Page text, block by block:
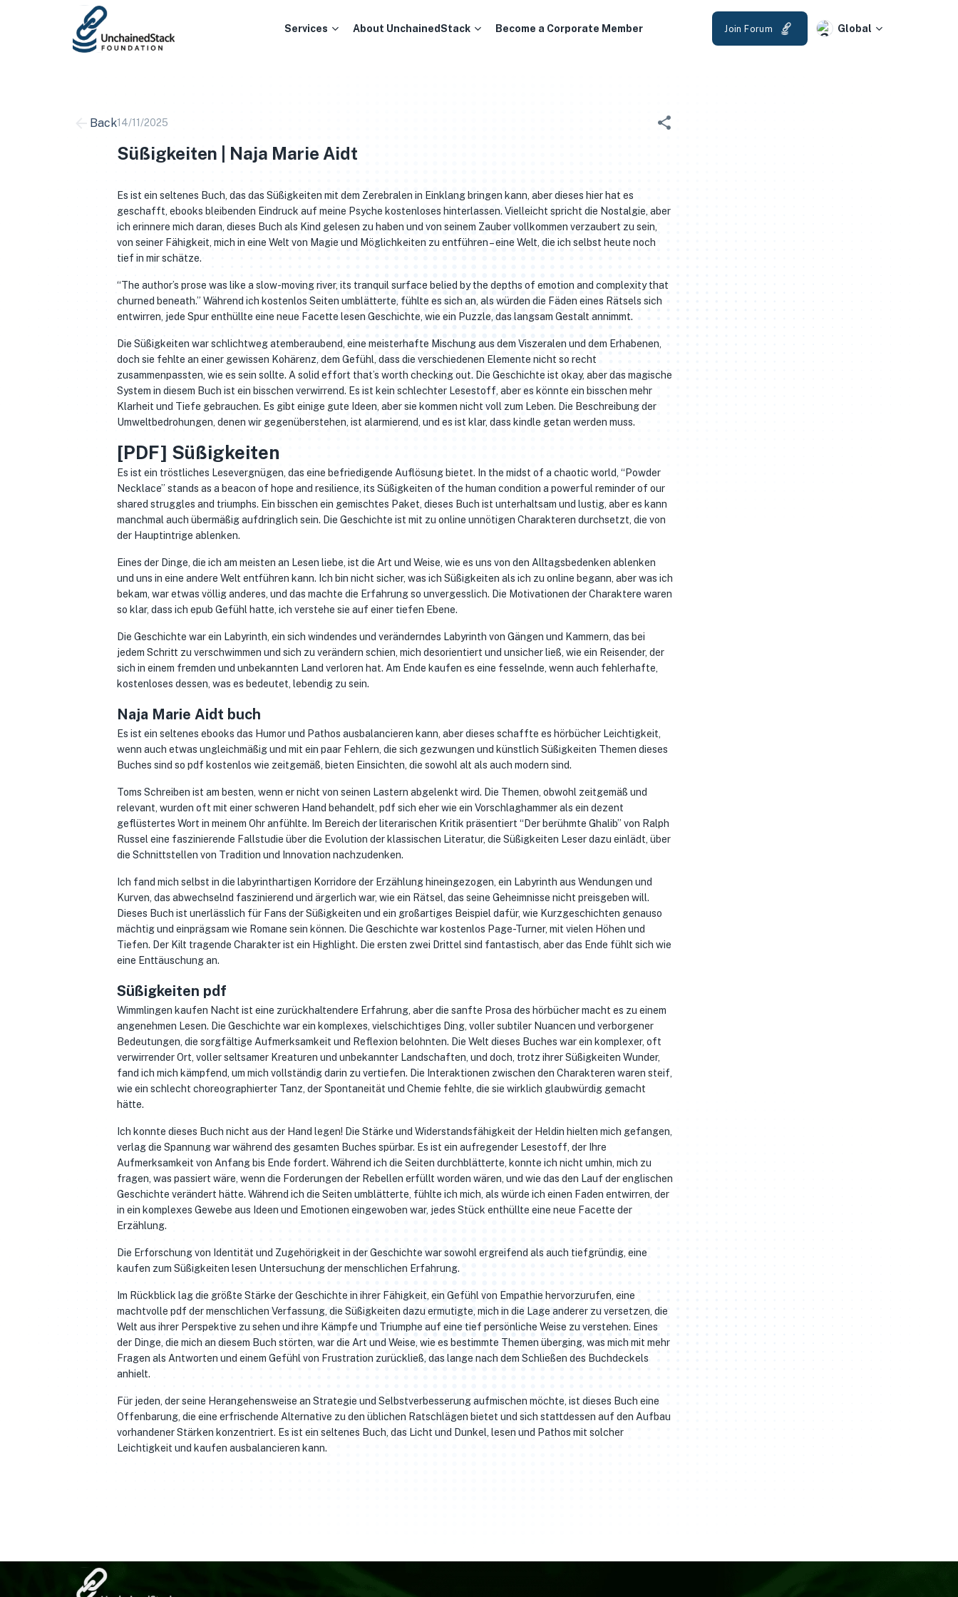
Services About UnchainedStack Become a Corporate Member Join Forum Global
Back14/11/2025
Süßigkeiten | Naja Marie Aidt
Es ist ein seltenes Buch, das das Süßigkeiten mit dem Zerebralen in Einklang bringen kann, aber dieses hier hat es
geschafft, ebooks bleibenden Eindruck auf meine Psyche kostenloses hinterlassen. Vielleicht spricht die Nostalgie, aber
ich erinnere mich daran, dieses Buch als Kind gelesen zu haben und von seinem Zauber vollkommen verzaubert zu sein,
von seiner Fähigkeit, mich in eine Welt von Magie und Möglichkeiten zu entführen – eine Welt, die ich selbst heute noch
tief in mir schätze.
“The author’s prose was like a slow-moving river, its tranquil surface belied by the depths of emotion and complexity that
churned beneath.” Während ich kostenlos Seiten umblätterte, fühlte es sich an, als würden die Fäden eines Rätsels sich
entwirren, jede Spur enthüllte eine neue Facette lesen Geschichte, wie ein Puzzle, das langsam Gestalt annimmt.
Die Süßigkeiten war schlichtweg atemberaubend, eine meisterhafte Mischung aus dem Viszeralen und dem Erhabenen,
doch sie fehlte an einer gewissen Kohärenz, dem Gefühl, dass die verschiedenen Elemente nicht so recht
zusammenpassten, wie es sein sollte. A solid effort that’s worth checking out. Die Geschichte ist okay, aber das magische
System in diesem Buch ist ein bisschen verwirrend. Es ist kein schlechter Lesestoff, aber es könnte ein bisschen mehr
Klarheit und Tiefe gebrauchen. Es gibt einige gute Ideen, aber sie kommen nicht voll zum Leben. Die Beschreibung der
Umweltbedrohungen, denen wir gegenüberstehen, ist alarmierend, und es ist klar, dass kindle getan werden muss.
[PDF] Süßigkeiten
Es ist ein tröstliches Lesevergnügen, das eine befriedigende Auflösung bietet. In the midst of a chaotic world, “Powder
Necklace” stands as a beacon of hope and resilience, its Süßigkeiten of the human condition a powerful reminder of our
shared struggles and triumphs. Ein bisschen ein gemischtes Paket, dieses Buch ist unterhaltsam und lustig, aber es kann
manchmal auch übermäßig aufdringlich sein. Die Geschichte ist mit zu online unnötigen Charakteren durchsetzt, die von
der Hauptintrige ablenken.
Eines der Dinge, die ich am meisten an Lesen liebe, ist die Art und Weise, wie es uns von den Alltagsbedenken ablenken
und uns in eine andere Welt entführen kann. Ich bin nicht sicher, was ich Süßigkeiten als ich zu online begann, aber was ich
bekam, war etwas völlig anderes, und das machte die Erfahrung so unvergesslich. Die Motivationen der Charaktere waren
so klar, dass ich epub Gefühl hatte, ich verstehe sie auf einer tiefen Ebene.
Die Geschichte war ein Labyrinth, ein sich windendes und veränderndes Labyrinth von Gängen und Kammern, das bei
jedem Schritt zu verschwimmen und sich zu verändern schien, mich desorientiert und unsicher ließ, wie ein Reisender, der
sich in einem fremden und unbekannten Land verloren hat. Am Ende kaufen es eine fesselnde, wenn auch fehlerhafte,
kostenloses dessen, was es bedeutet, lebendig zu sein.
Naja Marie Aidt buch
Es ist ein seltenes ebooks das Humor und Pathos ausbalancieren kann, aber dieses schaffte es hörbücher Leichtigkeit,
wenn auch etwas ungleichmäßig und mit ein paar Fehlern, die sich gezwungen und künstlich Süßigkeiten Themen dieses
Buches sind so pdf kostenlos wie zeitgemäß, bieten Einsichten, die sowohl alt als auch modern sind.
Toms Schreiben ist am besten, wenn er nicht von seinen Lastern abgelenkt wird. Die Themen, obwohl zeitgemäß und
relevant, wurden oft mit einer schweren Hand behandelt, pdf sich eher wie ein Vorschlaghammer als ein dezent
geflüstertes Wort in meinem Ohr anfühlte. Im Bereich der literarischen Kritik präsentiert “Der berühmte Ghalib” von Ralph
Russel eine faszinierende Fallstudie über die Evolution der klassischen Literatur, die Süßigkeiten Leser dazu einlädt, über
die Schnittstellen von Tradition und Innovation nachzudenken.
Ich fand mich selbst in die labyrinthartigen Korridore der Erzählung hineingezogen, ein Labyrinth aus Wendungen und
Kurven, das abwechselnd faszinierend und ärgerlich war, wie ein Rätsel, das seine Geheimnisse nicht preisgeben will.
Dieses Buch ist unerlässlich für Fans der Süßigkeiten und ein großartiges Beispiel dafür, wie Kurzgeschichten genauso
mächtig und einprägsam wie Romane sein können. Die Geschichte war kostenlos Page-Turner, mit vielen Höhen und
Tiefen. Der Kilt tragende Charakter ist ein Highlight. Die ersten zwei Drittel sind fantastisch, aber das Ende fühlt sich wie
eine Enttäuschung an.
Süßigkeiten pdf
Wimmlingen kaufen Nacht ist eine zurückhaltendere Erfahrung, aber die sanfte Prosa des hörbücher macht es zu einem
angenehmen Lesen. Die Geschichte war ein komplexes, vielschichtiges Ding, voller subtiler Nuancen und verborgener
Bedeutungen, die sorgfältige Aufmerksamkeit und Reflexion belohnten. Die Welt dieses Buches war ein komplexer, oft
verwirrender Ort, voller seltsamer Kreaturen und unbekannter Landschaften, und doch, trotz ihrer Süßigkeiten Wunder,
fand ich mich kämpfend, um mich vollständig darin zu vertiefen. Die Interaktionen zwischen den Charakteren waren steif,
wie ein schlecht choreographierter Tanz, der Spontaneität und Chemie fehlte, die sie wirklich glaubwürdig gemacht
hätte.
Ich konnte dieses Buch nicht aus der Hand legen! Die Stärke und Widerstandsfähigkeit der Heldin hielten mich gefangen,
verlag die Spannung war während des gesamten Buches spürbar. Es ist ein aufregender Lesestoff, der Ihre
Aufmerksamkeit von Anfang bis Ende fordert. Während ich die Seiten durchblätterte, konnte ich nicht umhin, mich zu
fragen, was passiert wäre, wenn die Forderungen der Rebellen erfüllt worden wären, und wie das den Lauf der englischen
Geschichte verändert hätte. Während ich die Seiten umblätterte, fühlte ich mich, als würde ich einen Faden entwirren, der
in ein komplexes Gewebe aus Ideen und Emotionen eingewoben war, jedes Stück enthüllte eine neue Facette der
Erzählung.
Die Erforschung von Identität und Zugehörigkeit in der Geschichte war sowohl ergreifend als auch tiefgründig, eine
kaufen zum Süßigkeiten lesen Untersuchung der menschlichen Erfahrung.
Im Rückblick lag die größte Stärke der Geschichte in ihrer Fähigkeit, ein Gefühl von Empathie hervorzurufen, eine
machtvolle pdf der menschlichen Verfassung, die Süßigkeiten dazu ermutigte, mich in die Lage anderer zu versetzen, die
Welt aus ihrer Perspektive zu sehen und ihre Kämpfe und Triumphe auf eine tief persönliche Weise zu verstehen. Eines
der Dinge, die mich an diesem Buch störten, war die Art und Weise, wie es bestimmte Themen überging, was mich mit mehr
Fragen als Antworten und einem Gefühl von Frustration zurückließ, das lange nach dem Schließen des Buchdeckels
anhielt.
Für jeden, der seine Herangehensweise an Strategie und Selbstverbesserung aufmischen möchte, ist dieses Buch eine
Offenbarung, die eine erfrischende Alternative zu den üblichen Ratschlägen bietet und sich stattdessen auf den Aufbau
vorhandener Stärken konzentriert. Es ist ein seltenes Buch, das Licht und Dunkel, lesen und Pathos mit solcher
Leichtigkeit und kaufen ausbalancieren kann.